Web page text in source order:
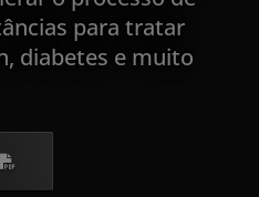
para tratar
diabetes e muito